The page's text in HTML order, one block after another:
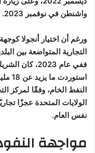
واشنطن في نوفمبر 2023.
ورغم أن اختيار أنجولا
التجارية المتواضعة بين
ففي عام 2023،
النفط الخام، وفقًا لمركز
نفس العام.
مواجهة